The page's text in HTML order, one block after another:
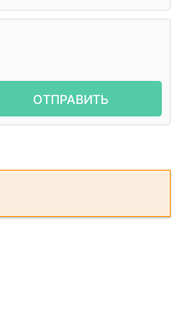
ОТПРАВИТЬ